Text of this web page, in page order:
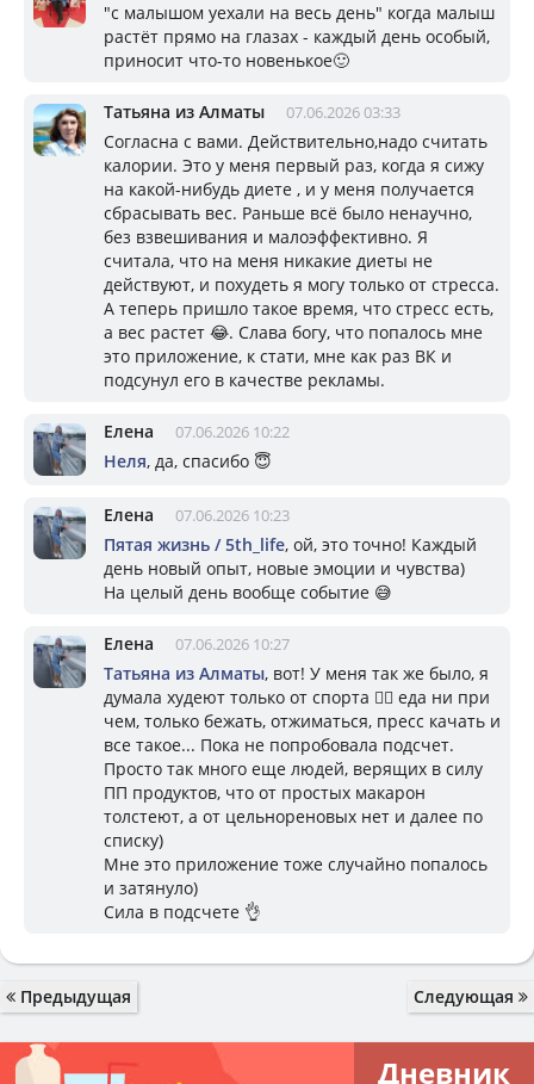
"с малышом уехали на весь день" когда малыш
растёт прямо на глазах - каждый день особый,
приносит что-то новенькое🙂
Татьяна из Алматы 07.06.2026 03:33
Согласна с вами. Действительно,надо считать
калории. Это у меня первый раз, когда я сижу
на какой-нибудь диете , и у меня получается
сбрасывать вес. Раньше всё было ненаучно,
без взвешивания и малоэффективно. Я
считала, что на меня никакие диеты не
действуют, и похудеть я могу только от стресса.
А теперь пришло такое время, что стресс есть,
а вес растет 😂. Слава богу, что попалось мне
это приложение, к стати, мне как раз ВК и
подсунул его в качестве рекламы.
Елена 07.06.2026 10:22
Неля, да, спасибо 😇
Елена 07.06.2026 10:23
Пятая жизнь / 5th_life, ой, это точно! Каждый
день новый опыт, новые эмоции и чувства)
На целый день вообще событие 😅
Елена 07.06.2026 10:27
Татьяна из Алматы, вот! У меня так же было, я
думала худеют только от спорта 🤦‍♀️ еда ни при
чем, только бежать, отжиматься, пресс качать и
все такое... Пока не попробовала подсчет.
Просто так много еще людей, верящих в силу
ПП продуктов, что от простых макарон
толстеют, а от цельнореновых нет и далее по
списку)
Мне это приложение тоже случайно попалось
и затянуло)
Сила в подсчете 👌
Предыдущая Следующая
Дневник